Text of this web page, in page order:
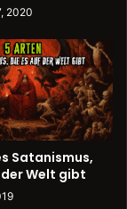
2020
Satanismus,
Welt gibt